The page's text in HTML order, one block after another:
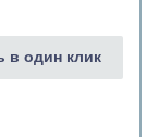
в один клик